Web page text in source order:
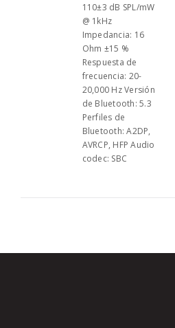
110±3 dB SPL/mW
@ 1kHz
Impedancia: 16
Ohm ±15 %
Respuesta de
frecuencia: 20-
20,000 Hz Versión
de Bluetooth: 5.3
Perfiles de
Bluetooth: A2DP,
AVRCP, HFP Audio
codec: SBC